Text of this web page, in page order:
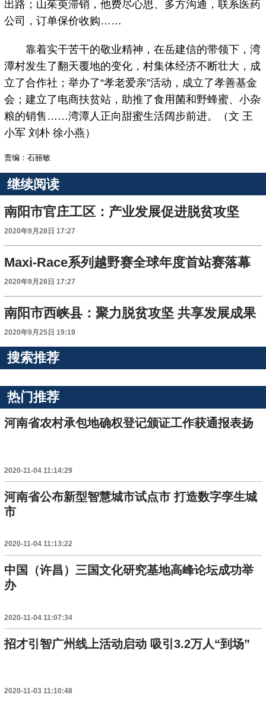
出路；山茱萸滞销，他费尽心思、多方沟通，联系医药
公司，订单保价收购……
靠着实干苦干的敬业精神，在岳建信的带领下，湾
潭村发生了翻天覆地的变化，村集体经济不断壮大，成
立了合作社；举办了“孝老爱亲”活动，成立了孝善基金
会；建立了电商扶贫站，助推了食用菌和野蜂蜜、小杂
粮的销售……湾潭人正向甜蜜生活阔步前进。（文 王
小军 刘朴 徐小燕）
责编：石丽敏
继续阅读
南阳市官庄工区：产业发展促进脱贫攻坚
2020年9月28日 17:27
Maxi-Race系列越野赛全球年度首站赛落幕
2020年9月28日 17:27
南阳市西峡县：聚力脱贫攻坚 共享发展成果
2020年9月25日 19:19
搜索推荐
热门推荐
河南省农村承包地确权登记颁证工作获通报表扬
2020-11-04 11:14:29
河南省公布新型智慧城市试点市 打造数字孪生城
市
2020-11-04 11:13:22
中国（许昌）三国文化研究基地高峰论坛成功举
办
2020-11-04 11:07:34
招才引智广州线上活动启动 吸引3.2万人“到场”
2020-11-03 11:10:48